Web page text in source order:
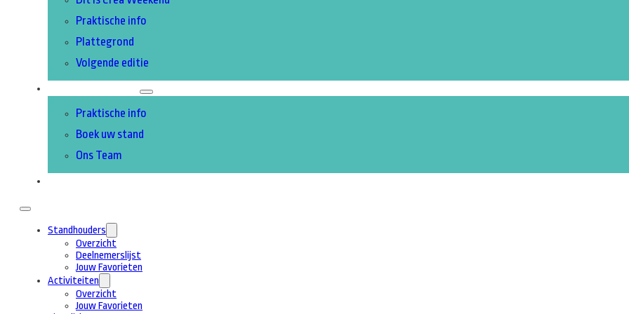
Praktische info
Plattegrond
Volgende editie
Praktische info
Boek uw stand
Ons Team
Standhouders
Overzicht
Deelnemerslijst
Jouw Favorieten
Activiteiten
Overzicht
Jouw Favorieten